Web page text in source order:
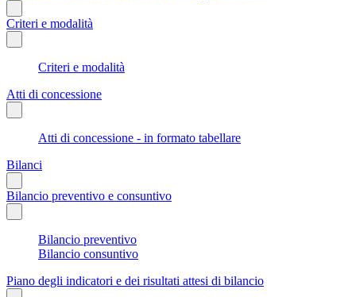
Criteri e modalità
Criteri e modalità
Atti di concessione
Atti di concessione - in formato tabellare
Bilanci
Bilancio preventivo e consuntivo
Bilancio preventivo
Bilancio consuntivo
Piano degli indicatori e dei risultati attesi di bilancio